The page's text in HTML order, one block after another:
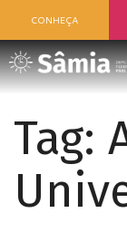
CONHEÇA
Tag: